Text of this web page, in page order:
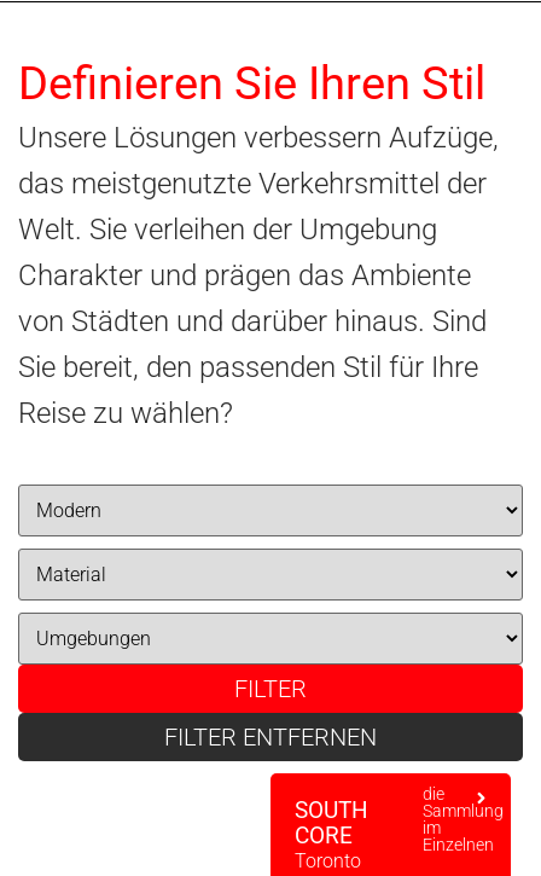
Definieren Sie Ihren Stil
Unsere Lösungen verbessern Aufzüge,
das meistgenutzte Verkehrsmittel der
Welt. Sie verleihen der Umgebung
Charakter und prägen das Ambiente
von Städten und darüber hinaus. Sind
Sie bereit, den passenden Stil für Ihre
Reise zu wählen?
FILTER
FILTER ENTFERNEN
SOUTH
CORE
Toronto
die
Sammlung
im
Einzelnen